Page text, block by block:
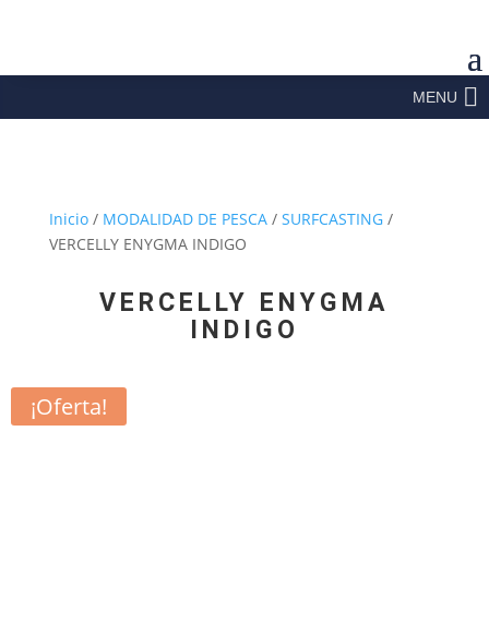
MENU
Inicio/ MODALIDAD DE PESCA/ SURFCASTING/
VERCELLY ENYGMA INDIGO
VERCELLY ENYGMA
INDIGO
¡Oferta!